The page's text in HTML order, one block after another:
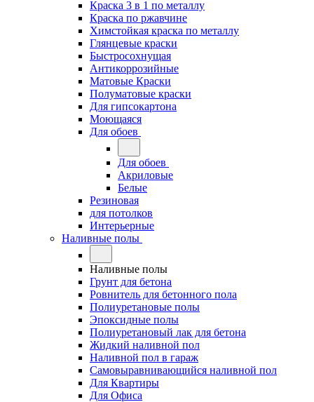
Краска 3 в 1 по металлу
Краска по ржавчине
Химстойкая краска по металлу
Глянцевые краски
Быстросохнущая
Антикоррозийные
Матовые Краски
Полуматовые краски
Для гипсокартона
Моющаяся
Для обоев
Для обоев
Акриловые
Белые
Резиновая
для потолков
Интерьерные
Наливные полы
Наливные полы
Грунт для бетона
Ровнитель для бетонного пола
Полиуретановые полы
Эпоксидные полы
Полиуретановый лак для бетона
Жидкий наливной пол
Наливной пол в гараж
Самовыравнивающийся наливной пол
Для Квартиры
Для Офиса